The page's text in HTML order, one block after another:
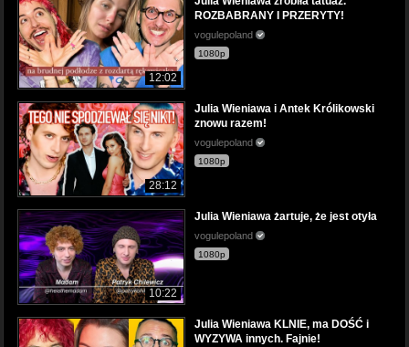
12:02
ROZBABRANY I PRZERYTY!
vogulepoland
1080p
28:12
Julia Wieniawa i Antek Królikowski
znowu razem!
vogulepoland
1080p
10:22
Julia Wieniawa żartuje, że jest otyła
vogulepoland
1080p
Julia Wieniawa KLNIE, ma DOŚĆ i
WYZYWA innych. Fajnie!